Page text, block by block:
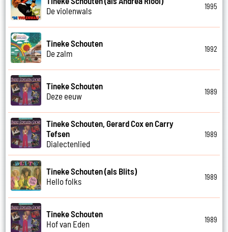
De violenwals
1995
Tineke Schouten
De zalm
1992
Tineke Schouten
Deze eeuw
1989
Tineke Schouten, Gerard Cox en Carry
Tefsen
Dialectenlied
1989
Tineke Schouten (als Blits)
Hello folks
1989
Tineke Schouten
Hof van Eden
1989